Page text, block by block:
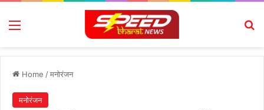
Menu
Home /मनोरंजन
मनोरंजन